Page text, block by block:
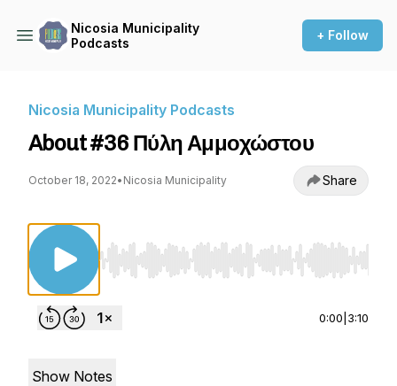
Nicosia Municipality
Podcasts
+ Follow
Nicosia Municipality Podcasts
About #36 Πύλη Αμμοχώστου
October 18, 2022• Nicosia Municipality Share
Use Left/Right to seek, Home/End to jump to
0:00 3:10
Show Notes